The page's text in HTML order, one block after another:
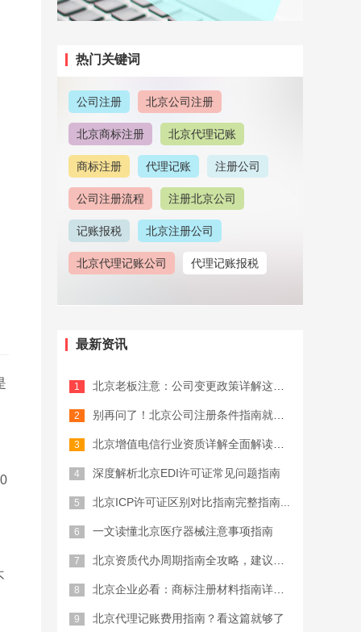
热门关键词
公司注册 北京公司注册
北京商标注册 北京代理记账
商标注册 代理记账 注册公司
公司注册流程 注册北京公司
记账报税 北京注册公司
北京代理记账公司 代理记账报税
公司注册费用
最新资讯
北京老板注意：公司变更政策详解这些坑...
别再问了！北京公司注册条件指南就这么...
北京增值电信行业资质详解全面解读，终...
深度解析北京EDI许可证常见问题指南
北京ICP许可证区别对比指南完整指南...
一文读懂北京医疗器械注意事项指南
北京资质代办周期指南全攻略，建议收藏
北京企业必看：商标注册材料指南详细解...
北京代理记账费用指南？看这篇就够了